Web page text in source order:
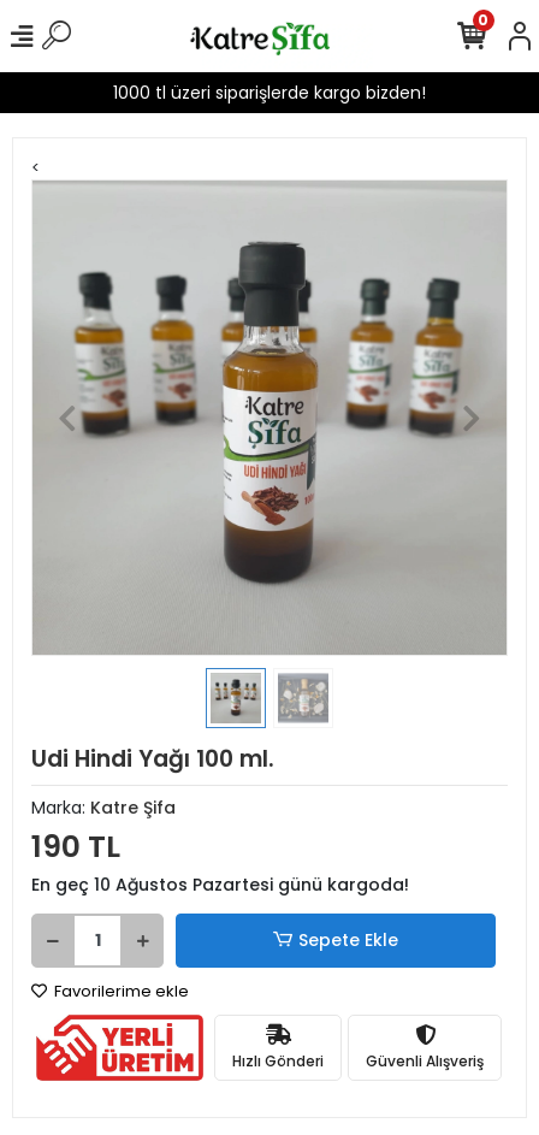
1000 tl üzeri siparişlerde kargo bizden!
0
<
Udi Hindi Yağı 100 ml.
Marka: Katre Şifa
190 TL
En geç 10 Ağustos Pazartesi günü kargoda!
Sepete Ekle
Favorilerime ekle
Hızlı Gönderi Güvenli Alışveriş